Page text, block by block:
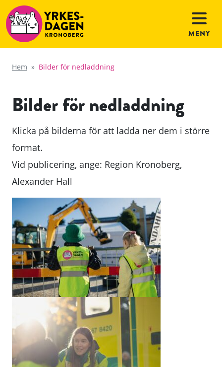
MENY
Hem » Bilder för nedladdning
Bilder för nedladdning
Klicka på bilderna för att ladda ner dem i större
format.
Vid publicering, ange: Region Kronoberg,
Alexander Hall